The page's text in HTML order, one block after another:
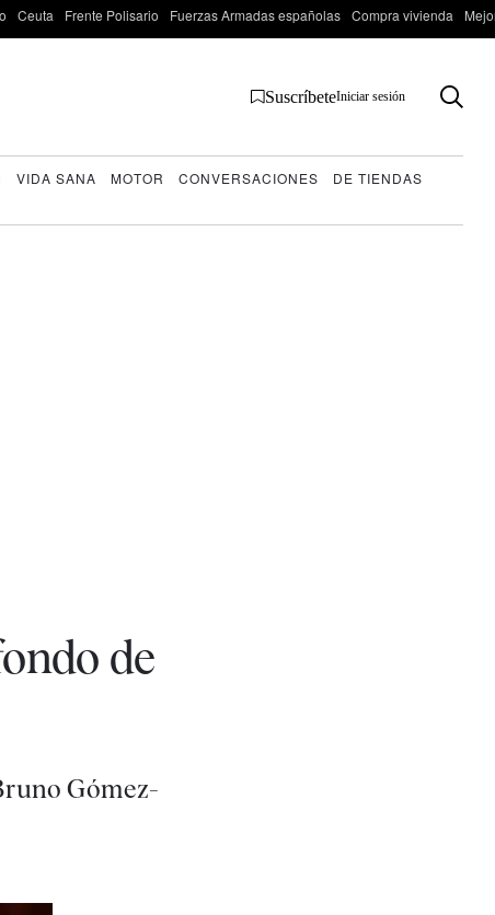
Ceuta Frente Polisario Fuerzas Armadas españolas Compra vivienda
SuscríbeteIniciar sesión
VIDA SANA MOTOR CONVERSACIONES
DE TIENDAS
de
Gómez-